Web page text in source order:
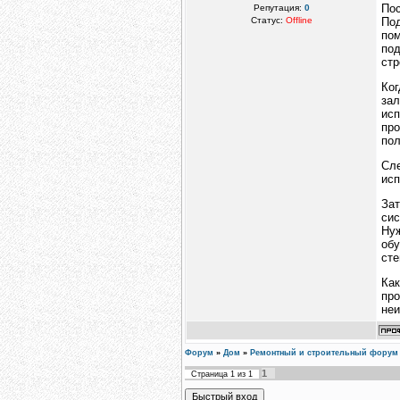
Репутация: 0
Статус: Offline
Форум » Дом » Ремонтный и строительный форум
Страница 1 из 1 1